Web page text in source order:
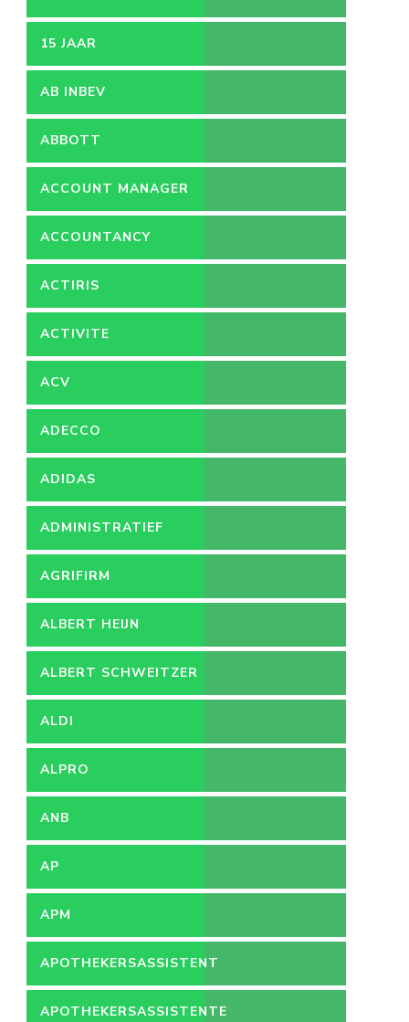
15 JAAR
AB INBEV
ABBOTT
ACCOUNT MANAGER
ACCOUNTANCY
ACTIRIS
ACTIVITE
ACV
ADECCO
ADIDAS
ADMINISTRATIEF
MEDEWERKER
AGRIFIRM
ALBERT HEIJN
ALBERT SCHWEITZER
ZIEKENHUIS
ALDI
ALPRO
ANB
AP
APM
APOTHEKERSASSISTENT
APOTHEKERSASSISTENTE